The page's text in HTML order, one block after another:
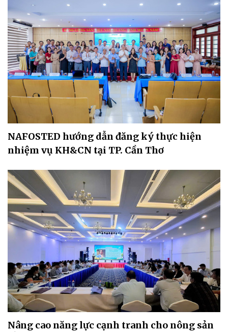
NAFOSTED hướng dẫn đăng ký thực hiện
nhiệm vụ KH&CN tại TP. Cần Thơ
Nâng cao năng lực cạnh tranh cho nông sản